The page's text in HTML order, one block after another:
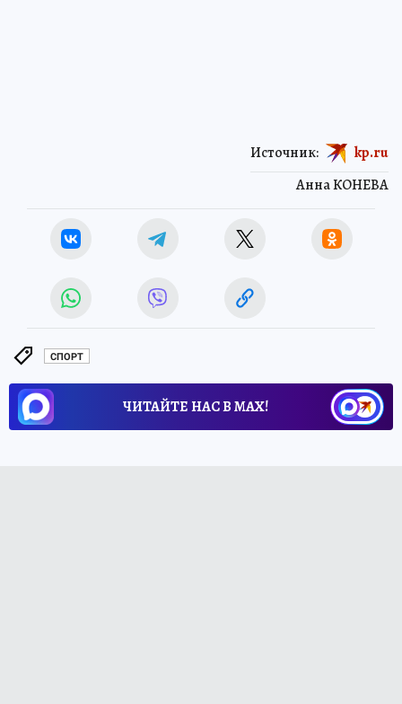
Анна КОНЕВА
Источник: kp.ru
СПОРТ
ЧИТАЙТЕ НАС В МАХ!